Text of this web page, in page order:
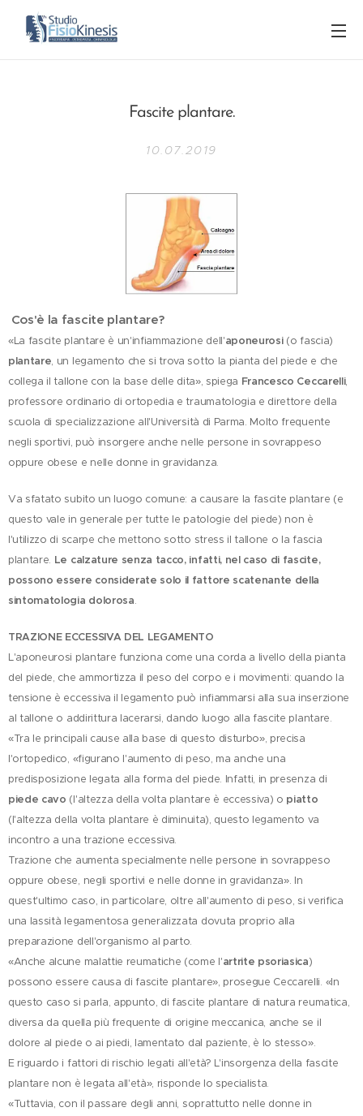
Fascite plantare.
10.07.2019
Cos'è la fascite plantare?
«La fascite plantare è un'infiammazione dell'aponeurosi(o fascia)
plantare, un legamento che si trova sotto la pianta del piede e che
collega il tallone con la base delle dita», spiega Francesco Ceccarelli,
professore ordinario di ortopedia e traumatologia e direttore della
scuola di specializzazione all'Università di Parma. Molto frequente
negli sportivi, può insorgere anche nelle persone in sovrappeso
oppure obese e nelle donne in gravidanza.
Va sfatato subito un luogo comune: a causare la fascite plantare (e
questo vale in generale per tutte le patologie del piede) non è
l'utilizzo di scarpe che mettono sotto stress il tallone o la fascia
plantare. Le calzature senza tacco, infatti, nel caso di fascite,
possono essere considerate solo il fattore scatenante della
sintomatologia dolorosa.
TRAZIONE ECCESSIVA DEL LEGAMENTO
L'aponeurosi plantare funziona come una corda a livello della pianta
del piede, che ammortizza il peso del corpo e i movimenti: quando la
tensione è eccessiva il legamento può infiammarsi alla sua inserzione
al tallone o addirittura lacerarsi, dando luogo alla fascite plantare.
«Tra le principali cause alla base di questo disturbo», precisa
l'ortopedico, «figurano l'aumento di peso, ma anche una
predisposizione legata alla forma del piede. Infatti, in presenza di
piede cavo (l'altezza della volta plantare è eccessiva) o piatto
(l'altezza della volta plantare è diminuita), questo legamento va
incontro a una trazione eccessiva.
Trazione che aumenta specialmente nelle persone in sovrappeso
oppure obese, negli sportivi e nelle donne in gravidanza». In
quest'ultimo caso, in particolare, oltre all'aumento di peso, si verifica
una lassità legamentosa generalizzata dovuta proprio alla
preparazione dell'organismo al parto.
«Anche alcune malattie reumatiche (come l'artrite psoriasica)
possono essere causa di fascite plantare», prosegue Ceccarelli. «In
questo caso si parla, appunto, di fascite plantare di natura reumatica,
diversa da quella più frequente di origine meccanica, anche se il
dolore al piede o ai piedi, lamentato dal paziente, è lo stesso».
E riguardo i fattori di rischio legati all'età? L'insorgenza della fascite
plantare non è legata all'età», risponde lo specialista.
«Tuttavia, con il passare degli anni, soprattutto nelle donne in